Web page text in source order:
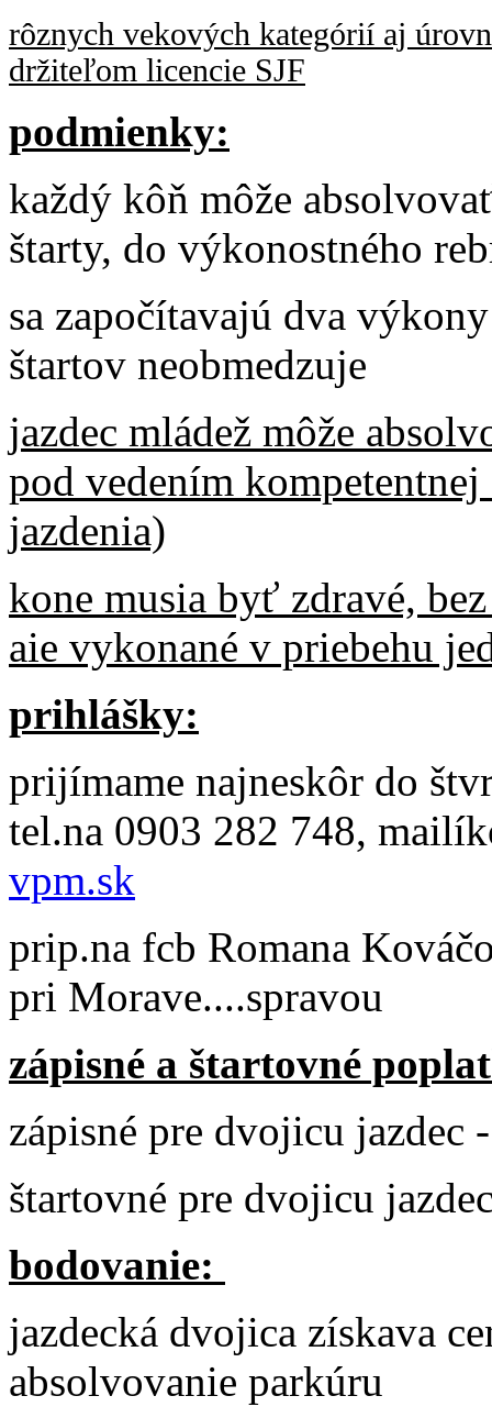
rôznych vekových kategórií aj
držiteľom licencie SJF
podmienky:
každý kôň môže
štarty, do výkonostného
sa započítavajú dva
štartov neobmedzuje
jazdec mládež môže
pod vedením
jazdenia)
kone musia byť zdravé,
aie vykonané v priebehu
prihlášky:
prijímame najneskôr do
tel.na 0903 282 748,
vpm.sk
prip.na fcb Romana
pri Morave....spravou
zápisné a štartovné
zápisné pre dvojicu jazdec
štartovné pre dvojicu
bodovanie:
jazdecká dvojica získava
absolvovanie parkúru